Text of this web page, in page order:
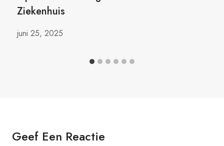
Ziekenhuis
juni 25, 2025
Geef Een Reactie